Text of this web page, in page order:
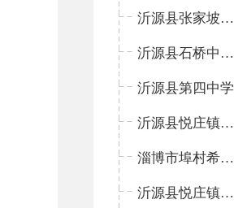
沂源县张家坡中心学校
沂源县石桥中心学校
沂源县第四中学
沂源县悦庄镇中心小学
淄博市埠村希望小学
沂源县悦庄镇青龙山小学